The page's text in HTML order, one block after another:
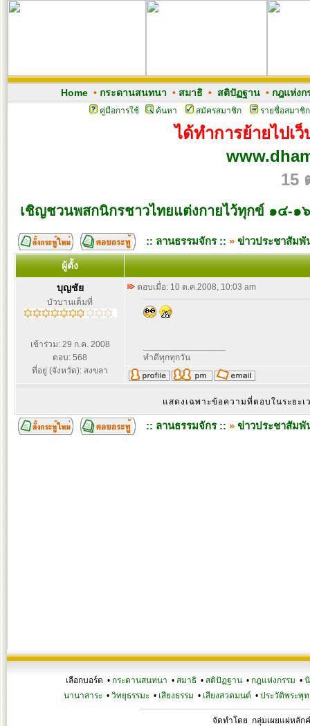
Home• กระดานสนทนา • สมาธิ• สติปัฏฐาน• กฎแห่งก
คู่มือการใช้ ค้นหา สมัครสมาชิก รายชื่อสมาชิก
ได้ทำการย้ายไปเ
15
เชิญชวนพสกนิกรชาวไทยแต่งกายไว้ทุกข์ ๑๔-
:: ลานธรรมจักร :: » ข่าวประชาสัมพั
ผู้ตั้ง
บุญชัย
บัวบานเต็มที่
เข้าร่วม: 29 ก.ค. 2008
ตอบ: 568
ที่อยู่ (จังหวัด): สงขลา
ตอบเมื่อ: 10 ต.ค.2008, 10:03 am
ทำดีทุกทุกวัน
แสดงเฉพาะข้อความที่ตอบในระยะ
:: ลานธรรมจักร :: » ข่าวประชาสัมพั
เลือกบอร์ด • กระดานสนทนา • สมาธิ • สติปัฏฐาน • กฎแห่งกรรม •
นานาสาระ• วิทยุธรรมะ• เสียงธรรม • เสียงสวดมนต์ • ประวัติพระพุท
จัดทำโดย กลุ่มเผยแผ่หลัก